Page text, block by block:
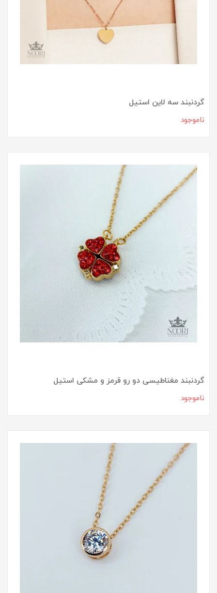
گردنبند سه لاین استیل
ناموجود
گردنبند مغناطیسی دو رو قرمز و مشکی استیل
ناموجود